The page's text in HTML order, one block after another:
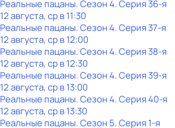
Реальные пацаны. Сезон 4. Серия 36-я
12 августа, ср в 11:30
Реальные пацаны. Сезон 4. Серия 37-я
12 августа, ср в 12:00
Реальные пацаны. Сезон 4. Серия 38-я
12 августа, ср в 12:30
Реальные пацаны. Сезон 4. Серия 39-я
12 августа, ср в 13:00
Реальные пацаны. Сезон 4. Серия 40-я
12 августа, ср в 13:30
Реальные пацаны. Сезон 5. Серия 1-я